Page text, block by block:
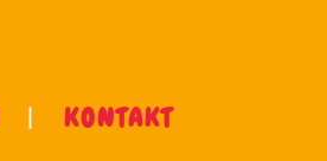
KONTAKT